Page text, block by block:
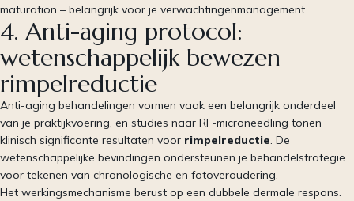
maturation – belangrijk voor je verwachtingenmanagement.
4. Anti-aging protocol:
wetenschappelijk bewezen
rimpelreductie
Anti-aging behandelingen vormen vaak een belangrijk onderdeel
van je praktijkvoering, en studies naar RF-microneedling tonen
klinisch significante resultaten voor rimpelreductie . De
wetenschappelijke bevindingen ondersteunen je behandelstrategie
voor tekenen van chronologische en fotoveroudering.
Het werkingsmechanisme berust op een dubbele dermale respons.